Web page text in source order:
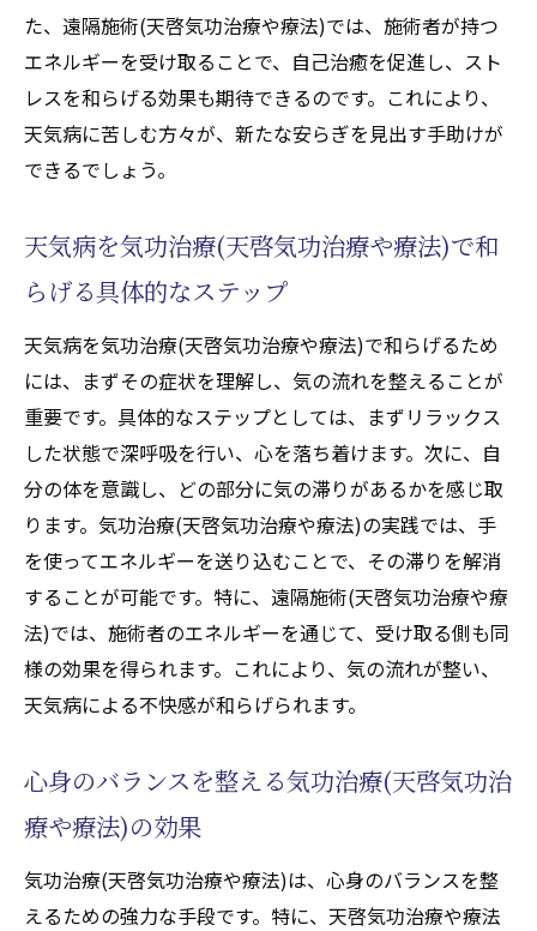
た、遠隔施術(天啓気功治療や療法)では、施術者が持つ
エネルギーを受け取ることで、自己治癒を促進し、スト
レスを和らげる効果も期待できるのです。これにより、
天気病に苦しむ方々が、新たな安らぎを見出す手助けが
できるでしょう。
天気病を気功治療(天啓気功治療や療法)で和
らげる具体的なステップ
天気病を気功治療(天啓気功治療や療法)で和らげるため
には、まずその症状を理解し、気の流れを整えることが
重要です。具体的なステップとしては、まずリラックス
した状態で深呼吸を行い、心を落ち着けます。次に、自
分の体を意識し、どの部分に気の滞りがあるかを感じ取
ります。気功治療(天啓気功治療や療法)の実践では、手
を使ってエネルギーを送り込むことで、その滞りを解消
することが可能です。特に、遠隔施術(天啓気功治療や療
法)では、施術者のエネルギーを通じて、受け取る側も同
様の効果を得られます。これにより、気の流れが整い、
天気病による不快感が和らげられます。
心身のバランスを整える気功治療(天啓気功治
療や療法)の効果
気功治療(天啓気功治療や療法)は、心身のバランスを整
えるための強力な手段です。特に、天啓気功治療や療法